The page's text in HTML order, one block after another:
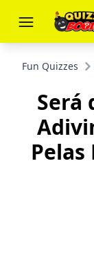
Fun Quizzes
Será
Pelas